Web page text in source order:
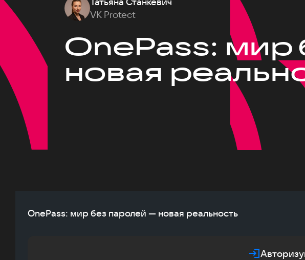
VK Protect
OnePass:
новая
OnePass: мир без паролей — новая реальность